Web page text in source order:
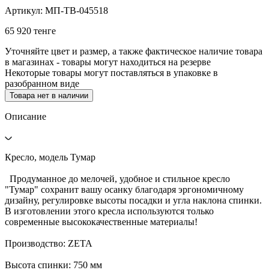
Артикул: МП-ТВ-045518
65 920 тенге
Уточняйте цвет и размер, а также фактическое наличие товара
в магазинах - товары могут находиться на резерве
Некоторые товары могут поставляться в упаковке в
разобранном виде
Товара нет в наличии
Описание
Кресло, модель Тумар
Продуманное до мелочей, удобное и стильное кресло
"Тумар" сохранит вашу осанку благодаря эргономичному
дизайну, регулировке высоты посадки и угла наклона спинки.
В изготовлении этого кресла используются только
современные высококачественные материалы!
Производство: ZETA
Высота спинки: 750 мм